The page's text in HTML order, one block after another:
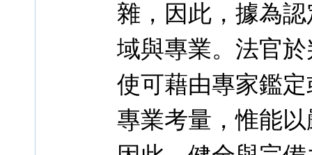
雜，因此，據為
域與專業。法官
使可藉由專家鑑
專業考量，惟能